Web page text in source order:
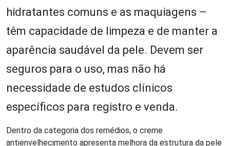
hidratantes comuns e as maquiagens –
têm capacidade de limpeza e de manter a
aparência saudável da pele. Devem ser
seguros para o uso, mas não há
necessidade de estudos clínicos
específicos para registro e venda.
Dentro da categoria dos remédios, o creme
antienvelhecimento apresenta melhora da estrutura da pele